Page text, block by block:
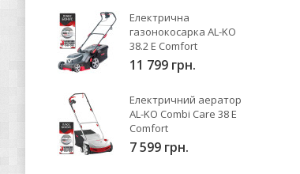
Електрична
газонокосарка AL-KO
38.2 E Comfort
11 799 грн.
Електричний аератор
AL-KO Combi Care 38 E
Comfort
7 599 грн.